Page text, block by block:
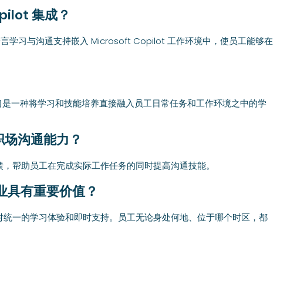
集成？
学习与沟通支持嵌入 Microsoft Copilot 工作环境中，使员工能够在
一种将学习和技能培养直接融入员工日常任务和工作环境之中的学
沟通能力？
帮助员工在完成实际工作任务的同时提高沟通技能。
具有重要价值？
一的学习体验和即时支持。员工无论身处何地、位于哪个时区，都